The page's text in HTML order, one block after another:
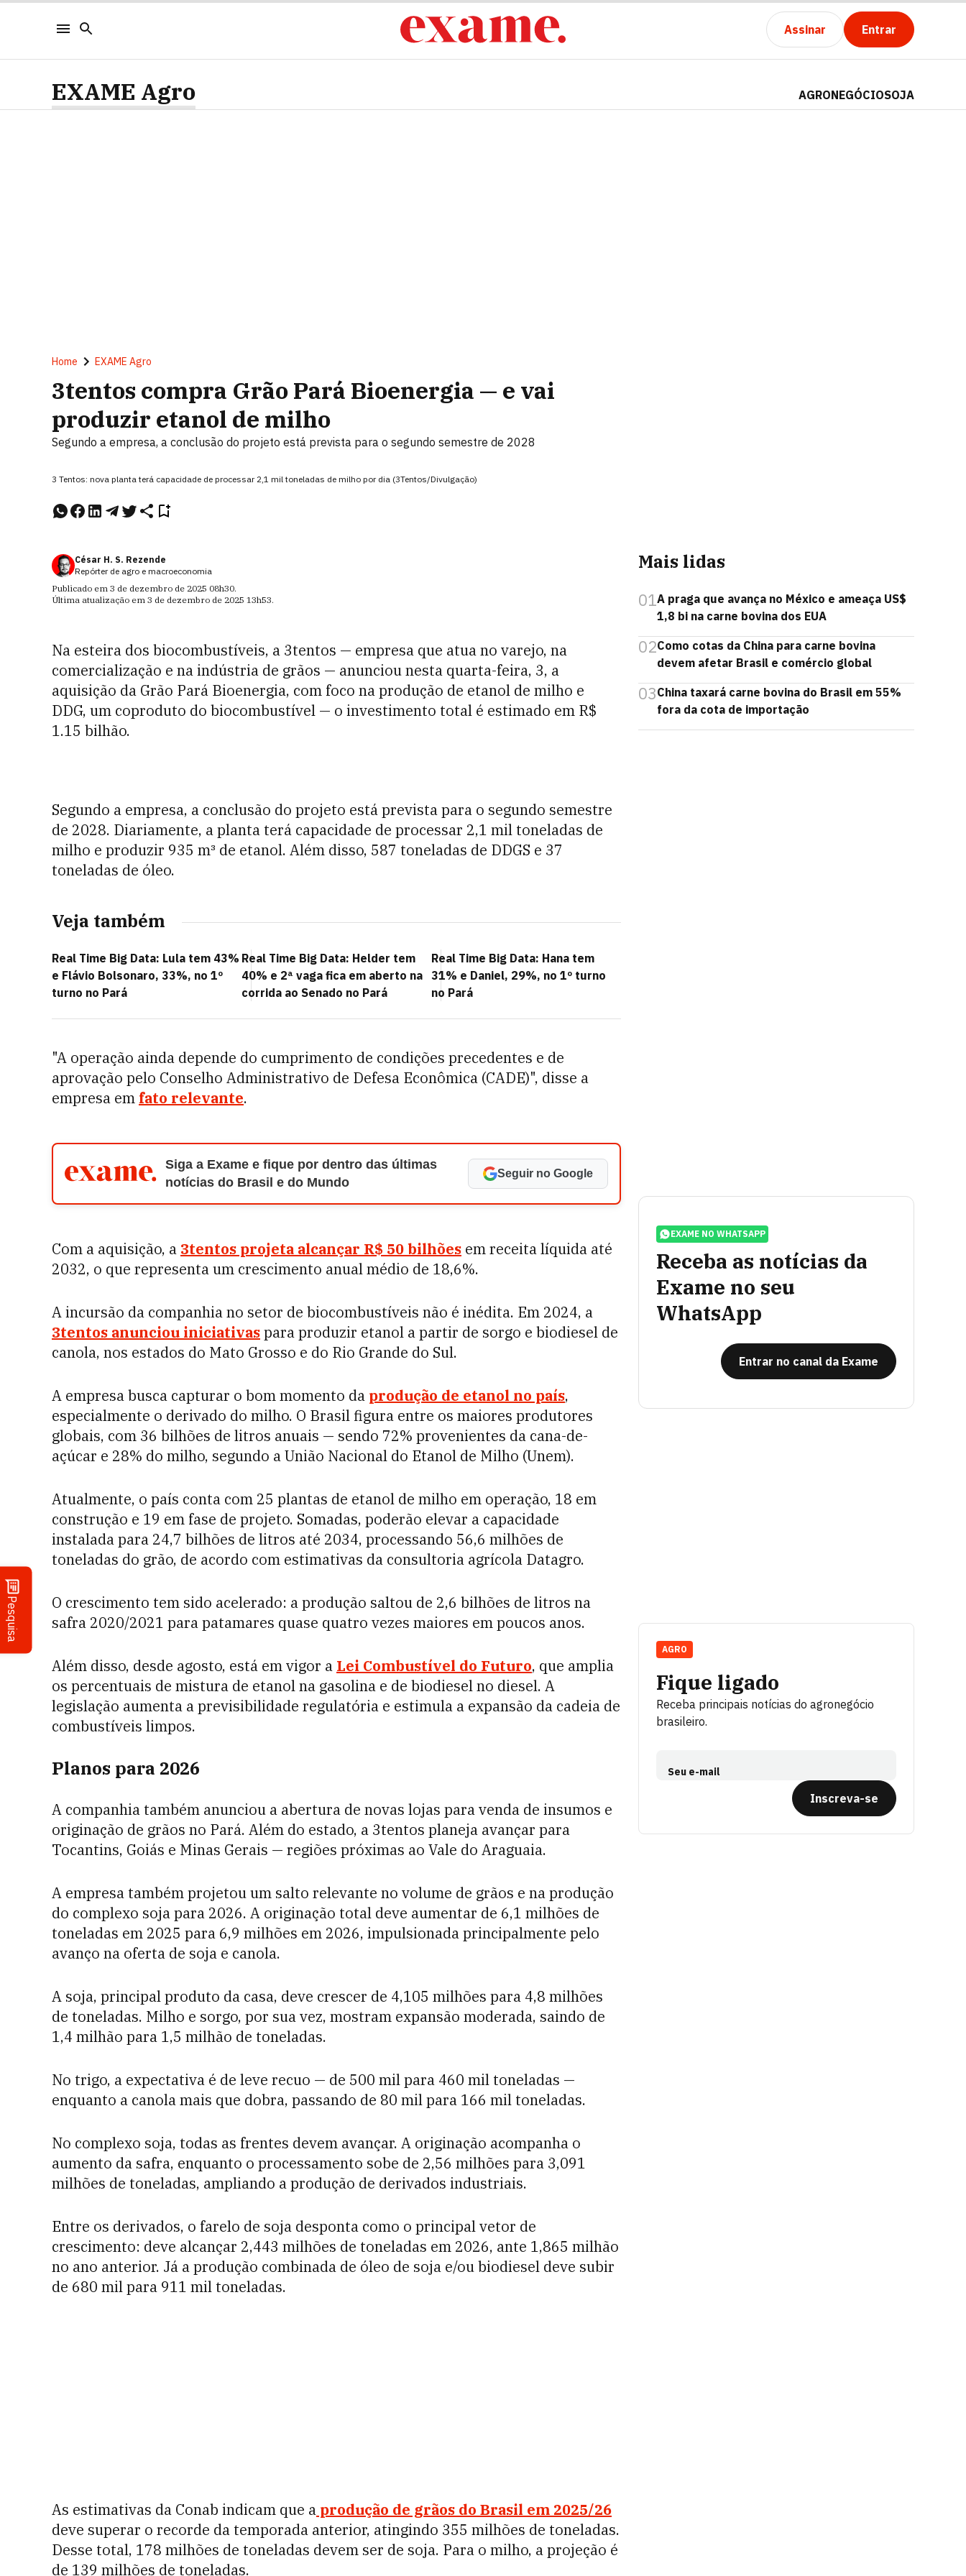
Assinar Entrar
Pesquisa
EXAME Agro AGRONEGÓCIOSOJA
Home EXAME Agro
3tentos compra Grão Pará Bioenergia — e vai
produzir etanol de milho
Segundo a empresa, a conclusão do projeto está prevista para o segundo semestre de 2028
3 Tentos: nova planta terá capacidade de processar 2,1 mil toneladas de milho por dia (3Tentos/Divulgação)
César H. S. Rezende
Repórter de agro e macroeconomia
Publicado em 3 de dezembro de 2025 08h30.
Última atualização em 3 de dezembro de 2025 13h53.
Na esteira dos biocombustíveis, a 3tentos — empresa que atua no varejo, na
comercialização e na indústria de grãos — anunciou nesta quarta-feira, 3, a
aquisição da Grão Pará Bioenergia, com foco na produção de etanol de milho e
DDG, um coproduto do biocombustível — o investimento total é estimado em R$
1.15 bilhão.
Segundo a empresa, a conclusão do projeto está prevista para o segundo semestre
de 2028. Diariamente, a planta terá capacidade de processar 2,1 mil toneladas de
milho e produzir 935 m³ de etanol. Além disso, 587 toneladas de DDGS e 37
toneladas de óleo.
Veja também
Real Time Big Data: Lula tem 43%
e Flávio Bolsonaro, 33%, no 1º
turno no Pará
Real Time Big Data: Helder tem
40% e 2ª vaga fica em aberto na
corrida ao Senado no Pará
Real Time Big Data: Hana tem
31% e Daniel, 29%, no 1º turno
no Pará
"A operação ainda depende do cumprimento de condições precedentes e de
aprovação pelo Conselho Administrativo de Defesa Econômica (CADE)", disse a
empresa em fato relevante.
Siga a Exame e fique por dentro das últimas
notícias do Brasil e do Mundo
Seguir no Google
Com a aquisição, a 3tentos projeta alcançar R$ 50 bilhões em receita líquida até
2032, o que representa um crescimento anual médio de 18,6%.
A incursão da companhia no setor de biocombustíveis não é inédita. Em 2024, a
3tentos anunciou iniciativaspara produzir etanol a partir de sorgo e biodiesel de
canola, nos estados do Mato Grosso e do Rio Grande do Sul.
A empresa busca capturar o bom momento da produção de etanol no país,
especialmente o derivado do milho. O Brasil figura entre os maiores produtores
globais, com 36 bilhões de litros anuais — sendo 72% provenientes da cana-de-
açúcar e 28% do milho, segundo a União Nacional do Etanol de Milho (Unem).
Atualmente, o país conta com 25 plantas de etanol de milho em operação, 18 em
construção e 19 em fase de projeto. Somadas, poderão elevar a capacidade
instalada para 24,7 bilhões de litros até 2034, processando 56,6 milhões de
toneladas do grão, de acordo com estimativas da consultoria agrícola Datagro.
O crescimento tem sido acelerado: a produção saltou de 2,6 bilhões de litros na
safra 2020/2021 para patamares quase quatro vezes maiores em poucos anos.
Além disso, desde agosto, está em vigor a Lei Combustível do Futuro, que amplia
os percentuais de mistura de etanol na gasolina e de biodiesel no diesel. A
legislação aumenta a previsibilidade regulatória e estimula a expansão da cadeia de
combustíveis limpos.
Planos para 2026
A companhia também anunciou a abertura de novas lojas para venda de insumos e
originação de grãos no Pará. Além do estado, a 3tentos planeja avançar para
Tocantins, Goiás e Minas Gerais — regiões próximas ao Vale do Araguaia.
A empresa também projetou um salto relevante no volume de grãos e na produção
do complexo soja para 2026. A originação total deve aumentar de 6,1 milhões de
toneladas em 2025 para 6,9 milhões em 2026, impulsionada principalmente pelo
avanço na oferta de soja e canola.
A soja, principal produto da casa, deve crescer de 4,105 milhões para 4,8 milhões
de toneladas. Milho e sorgo, por sua vez, mostram expansão moderada, saindo de
1,4 milhão para 1,5 milhão de toneladas.
No trigo, a expectativa é de leve recuo — de 500 mil para 460 mil toneladas —
enquanto a canola mais que dobra, passando de 80 mil para 166 mil toneladas.
No complexo soja, todas as frentes devem avançar. A originação acompanha o
aumento da safra, enquanto o processamento sobe de 2,56 milhões para 3,091
milhões de toneladas, ampliando a produção de derivados industriais.
Entre os derivados, o farelo de soja desponta como o principal vetor de
crescimento: deve alcançar 2,443 milhões de toneladas em 2026, ante 1,865 milhão
no ano anterior. Já a produção combinada de óleo de soja e/ou biodiesel deve subir
de 680 mil para 911 mil toneladas.
As estimativas da Conab indicam que a produção de grãos do Brasil em 2025/26
deve superar o recorde da temporada anterior, atingindo 355 milhões de toneladas.
Desse total, 178 milhões de toneladas devem ser de soja. Para o milho, a projeção é
de 139 milhões de toneladas.
Mais lidas
01A praga que avança no México e ameaça US$
1,8 bi na carne bovina dos EUA
02Como cotas da China para carne bovina
devem afetar Brasil e comércio global
03China taxará carne bovina do Brasil em 55%
fora da cota de importação
EXAME NO WHATSAPP
Receba as notícias da
Exame no seu
WhatsApp
Entrar no canal da Exame
Fique ligado
Receba principais notícias do agronegócio
brasileiro.
Seu e-mail
Inscreva-se
AGRO